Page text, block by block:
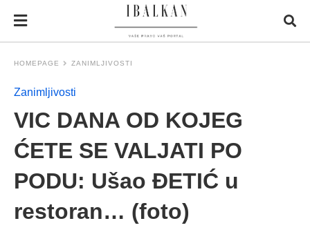
HOMEPAGE ZANIMLJIVOSTI
Zanimljivosti
VIC DANA OD KOJEG
ĆETE SE VALJATI PO
PODU: Ušao ĐETIĆ u
restoran… (foto)